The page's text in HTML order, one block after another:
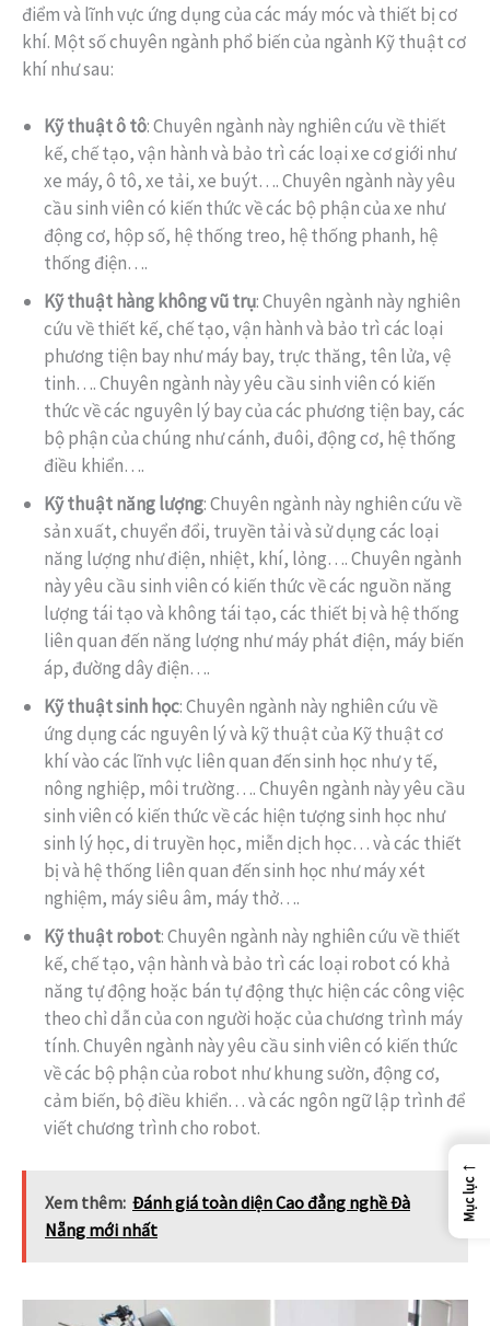
điểm và lĩnh vực ứng dụng của các máy móc và thiết bị cơ
khí. Một số chuyên ngành phổ biến của ngành Kỹ thuật cơ
khí như sau:
Kỹ thuật ô tô: Chuyên ngành này nghiên cứu về thiết
kế, chế tạo, vận hành và bảo trì các loại xe cơ giới như
xe máy, ô tô, xe tải, xe buýt…. Chuyên ngành này yêu
cầu sinh viên có kiến thức về các bộ phận của xe như
động cơ, hộp số, hệ thống treo, hệ thống phanh, hệ
thống điện….
Kỹ thuật hàng không vũ trụ: Chuyên ngành này nghiên
cứu về thiết kế, chế tạo, vận hành và bảo trì các loại
phương tiện bay như máy bay, trực thăng, tên lửa, vệ
tinh…. Chuyên ngành này yêu cầu sinh viên có kiến
thức về các nguyên lý bay của các phương tiện bay, các
bộ phận của chúng như cánh, đuôi, động cơ, hệ thống
điều khiển….
Kỹ thuật năng lượng: Chuyên ngành này nghiên cứu về
sản xuất, chuyển đổi, truyền tải và sử dụng các loại
năng lượng như điện, nhiệt, khí, lỏng…. Chuyên ngành
này yêu cầu sinh viên có kiến thức về các nguồn năng
lượng tái tạo và không tái tạo, các thiết bị và hệ thống
liên quan đến năng lượng như máy phát điện, máy biến
áp, đường dây điện….
Kỹ thuật sinh học: Chuyên ngành này nghiên cứu về
ứng dụng các nguyên lý và kỹ thuật của Kỹ thuật cơ
khí vào các lĩnh vực liên quan đến sinh học như y tế,
nông nghiệp, môi trường…. Chuyên ngành này yêu cầu
sinh viên có kiến thức về các hiện tượng sinh học như
sinh lý học, di truyền học, miễn dịch học… và các thiết
bị và hệ thống liên quan đến sinh học như máy xét
nghiệm, máy siêu âm, máy thở….
Kỹ thuật robot: Chuyên ngành này nghiên cứu về thiết
kế, chế tạo, vận hành và bảo trì các loại robot có khả
năng tự động hoặc bán tự động thực hiện các công việc
theo chỉ dẫn của con người hoặc của chương trình máy
tính. Chuyên ngành này yêu cầu sinh viên có kiến thức
về các bộ phận của robot như khung sườn, động cơ,
cảm biến, bộ điều khiển… và các ngôn ngữ lập trình để
viết chương trình cho robot.
Xem thêm: Đánh giá toàn diện Cao đẳng nghề Đà
Nẵng mới nhất
←
Mục lục